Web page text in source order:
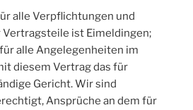
alle Verpflichtungen und
ist Eimeldingen;
alle Angelegenheiten im
diesem Vertrag das für
Gericht. Wir sind
Ansprüche an dem für